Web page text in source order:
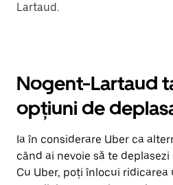
Lartaud.
Nogent-Lartaud
opțiuni de
Ia în considerare Uber ca
când ai nevoie să te
Cu Uber, poți înlocui